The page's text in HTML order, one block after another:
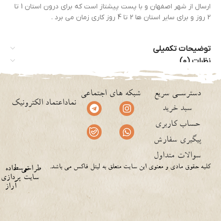
ارسال از شهر اصفهان و با پست پیشتاز است که برای درون استان 1 تا
2 روز و برای سایر استان ها 2 تا 4 روز کاری زمان می برد .
توضیحات تکمیلی
نظرات (0)
دسترسـی سریع
سبد خرید
حساب کاربری
پیگیری سفارش
سوالات متداول
شبکه های اجتماعی
نماداعتماد الکترونیک
داده
پردازی
آراز
توسططراحی
سایت
کلیه حقوق مادی و معنوی این سایت متعلق به لیتل فاکس می باشد.